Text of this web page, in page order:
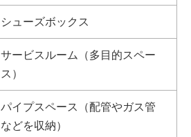
シューズボックス
サービスルーム（多目的スペー
ス）
パイプスペース（配管やガス管
などを収納）